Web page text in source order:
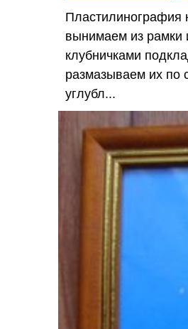
Пластилинография
вынимаем из рамки
клубничками
размазываем их по
углубл...